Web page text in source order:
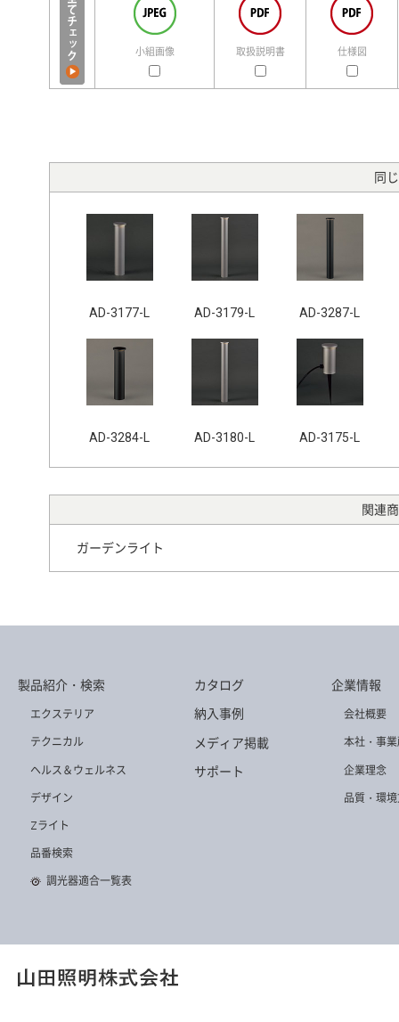
小組画像 取扱説明書 仕様図
同
AD-3177-L AD-3179-L AD-3287-L
AD-3284-L AD-3180-L AD-3175-L
関連
ガーデンライト
製品紹介・検索
エクステリア
テクニカル
ヘルス＆ウェルネス
デザイン
Zライト
品番検索
調光器適合一覧表
カタログ
納入事例
メディア掲載
サポート
企業情報
会社概要
本社・事
企業理念
品質・環